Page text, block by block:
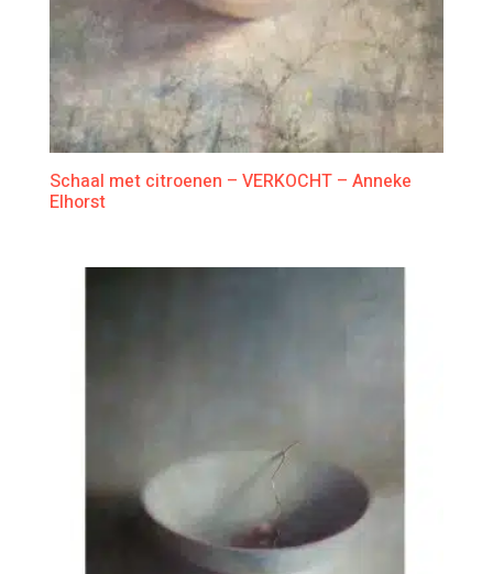
Schaal met citroenen – VERKOCHT – Anneke
Elhorst